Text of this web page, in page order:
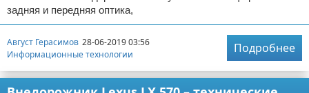
задняя и передняя оптика,
Август Герасимов 28-06-2019 03:56
Информационные технологии
Подробнее